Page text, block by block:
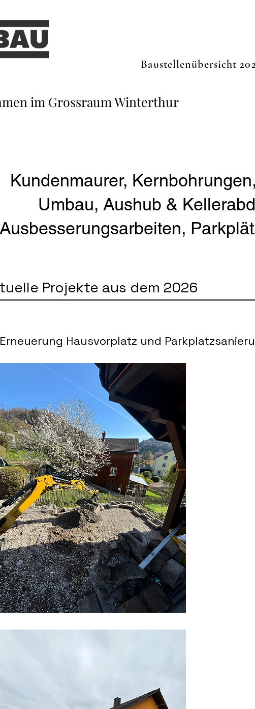
Baustellenübersicht
im Grossraum Winterthur
Kundenmaurer,
Umbau, Aushub &
Ausbesserungsarbeiten,
Projekte aus dem 2026
Erneuerung Hausvorplatz und